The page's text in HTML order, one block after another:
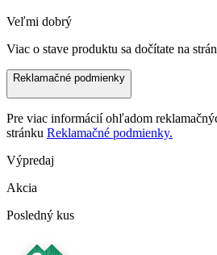
Veľmi dobrý
Viac o stave produktu sa dočítate na
Reklamačné podmienky
Pre viac informácií ohľadom
stránku Reklamačné podmienky.
Výpredaj
Akcia
Posledný kus